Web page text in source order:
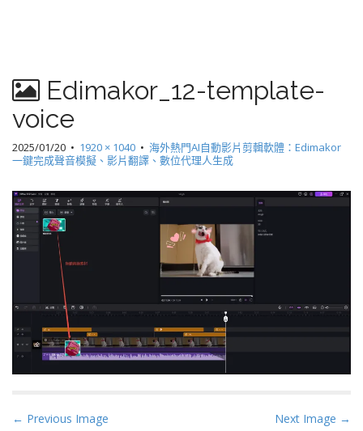
Edimakor_12-template-
voice
2025/01/20 • 1920 × 1040 • 海外熱門AI自動影片剪輯軟體：Edimakor
一鍵完成聲音模擬、影片翻譯、數位代理人生成
P
← Previous Image Next Image →